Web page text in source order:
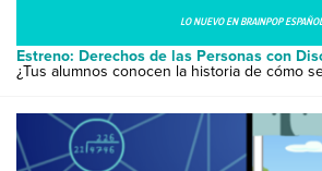
LO NUEVO EN BRAINPOP ESPAÑOL
Estreno: Derechos de las Personas con
¿Tus alumnos conocen la historia de cómo